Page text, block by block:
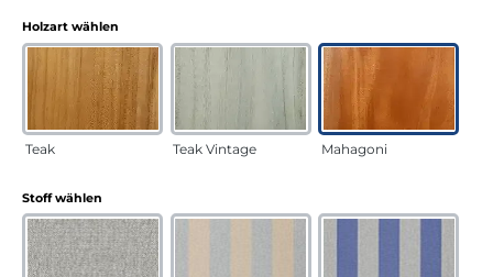
Holzart wählen
Teak Teak Vintage Mahagoni
Stoff wählen